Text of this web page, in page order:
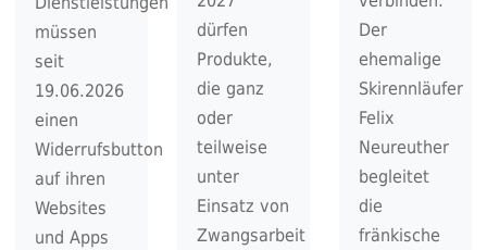
müssen
seit
19.06.2026
einen
Widerrufsbutton
auf ihren
Websites
und Apps
dürfen
Produkte,
die ganz
oder
teilweise
unter
Einsatz von
Zwangsarbeit
Der
ehemalige
Skirennläufer
Felix
Neureuther
begleitet
die
fränkische